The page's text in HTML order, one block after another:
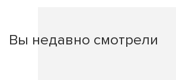
Вы недавно смотрели